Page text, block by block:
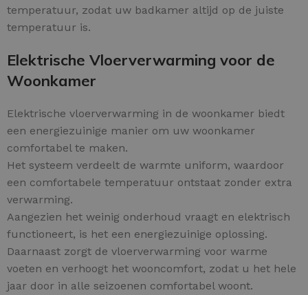
temperatuur, zodat uw badkamer altijd op de juiste
temperatuur is.
Elektrische Vloerverwarming voor de
Woonkamer
Elektrische vloerverwarming in de woonkamer biedt
een energiezuinige manier om uw woonkamer
comfortabel te maken.
Het systeem verdeelt de warmte uniform, waardoor
een comfortabele temperatuur ontstaat zonder extra
verwarming.
Aangezien het weinig onderhoud vraagt en elektrisch
functioneert, is het een energiezuinige oplossing.
Daarnaast zorgt de vloerverwarming voor warme
voeten en verhoogt het wooncomfort, zodat u het hele
jaar door in alle seizoenen comfortabel woont.